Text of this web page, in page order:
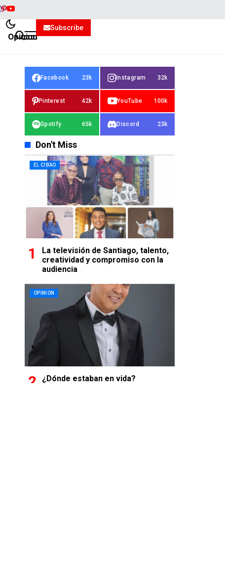
Opinion
Subscribe
Facebook 23k Instagram 32k
Pinterest 42k YouTube 100k
Spotify 65k Discord 23k
Don't Miss
EL CIBAO
La televisión de Santiago, talento,
creatividad y compromiso con la
audiencia
OPINION
¿Dónde estaban en vida?